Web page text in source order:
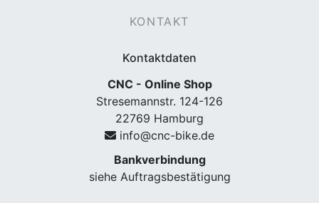
KONTAKT
Kontaktdaten
CNC - Online Shop
Stresemannstr. 124-126
22769 Hamburg
info@cnc-bike.de
Bankverbindung
siehe Auftragsbestätigung